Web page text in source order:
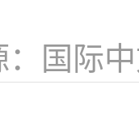
：国际